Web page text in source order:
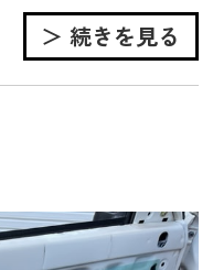
＞ 続きを見る